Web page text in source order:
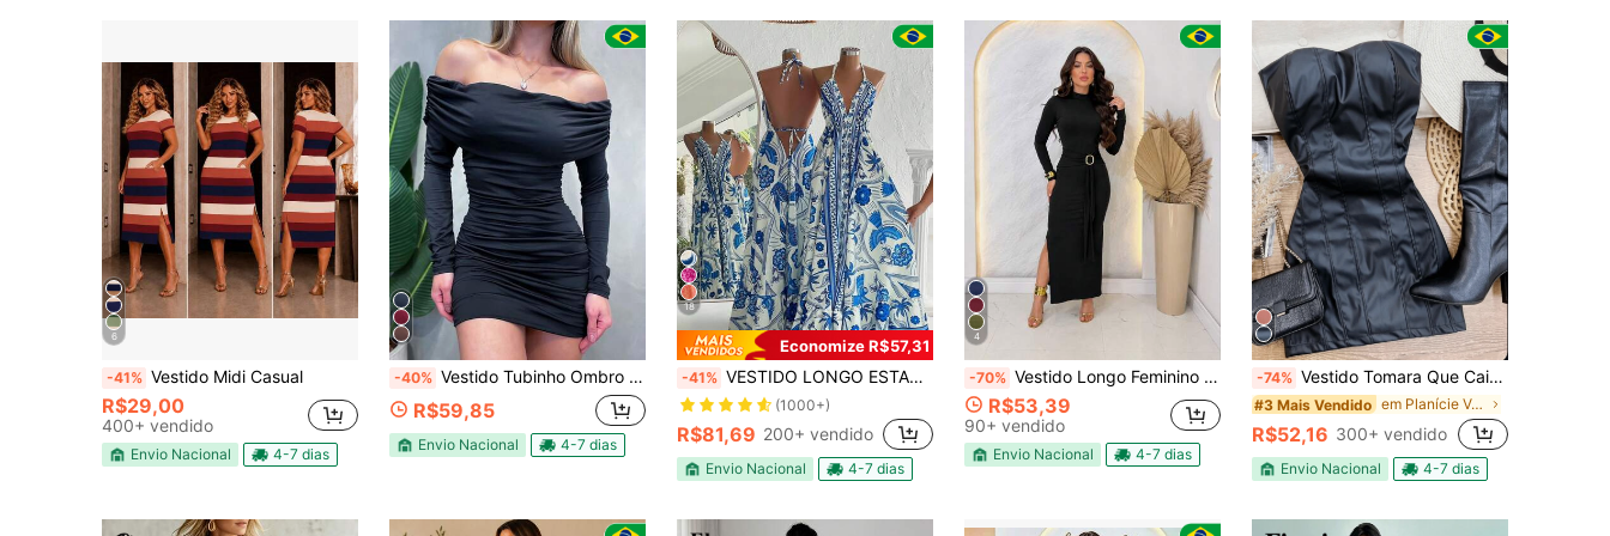
6
-41% Vestido Midi Casual
R$29,00
400+ vendido
Envio Nacional 4-7 dias
-40% Vestido Tubinho Ombro a Ombro Ajustado Manga Longa Sexy Franzido Look Noite
R$59,85
Envio Nacional 4-7 dias
18
Economize R$57,31
-41% VESTIDO LONGO ESTAMPA INDIANA TENDENCIA VERÃO 2025
(1000+)
R$81,69 200+ vendido
Envio Nacional 4-7 dias
4
-70% Vestido Longo Feminino Elegante Manga Longa com Fenda Lateral e Detalhe Drapeado – Look Sofisticado para Festa, Evento e Noite
R$53,39
90+ vendido
Envio Nacional 4-7 dias
-74% Vestido Tomara Que Caia Couro Curto Justo Sexy Feminino Estiloso Fashion Balada Festa Noite Look Poderoso Brilho Sensual Glamouroso Corino Moda
#3 Mais Vendido em Planície Vestidos Curtos Femininos
R$52,16 300+ vendido
Envio Nacional 4-7 dias